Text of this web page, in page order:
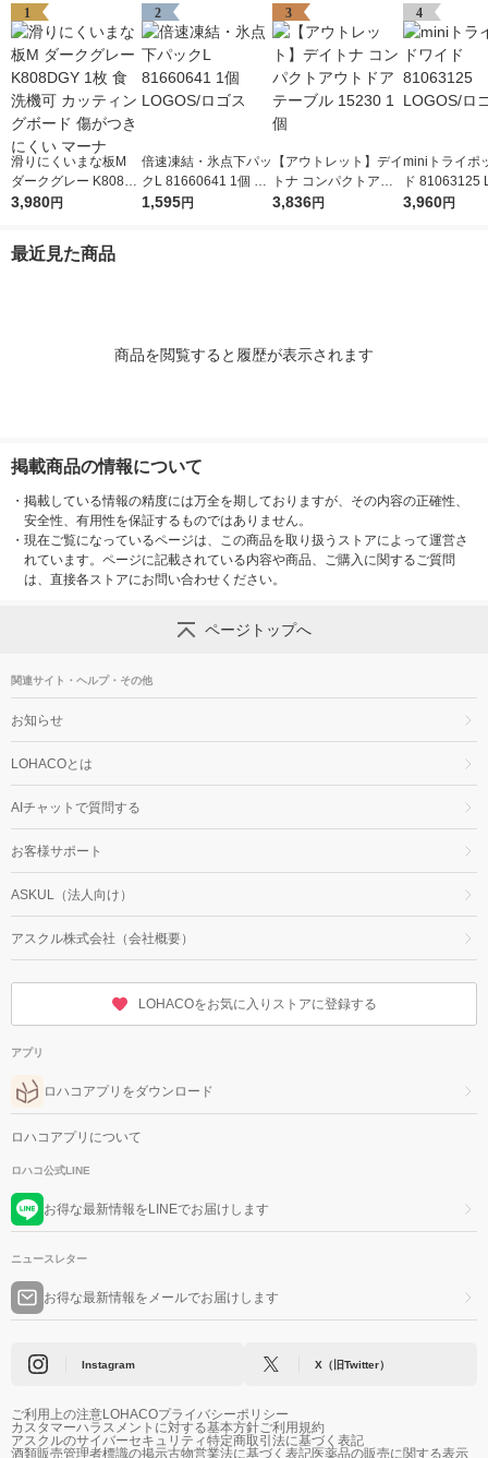
1
滑りにくいまな板M
ダークグレー K808D
GY 1枚 食洗機可 カッ
3,980円
2
倍速凍結・氷点下パッ
クL 81660641 1個 LO
GOS/ロゴス
1,595円
3
【アウトレット】デイ
トナ コンパクトアウ
トドアテーブル 1523
3,836円
4
miniトライポ
ド 81063125
ロゴス
3,960円
最近見た商品
商品を閲覧すると履歴が表示されます
掲載商品の情報について
・ 掲載している情報の精度には万全を期しておりますが、その内容の正確性、
安全性、有用性を保証するものではありません。
・ 現在ご覧になっているページは、この商品を取り扱うストアによって運営さ
れています。ページに記載されている内容や商品、ご購入に関するご質問
は、直接各ストアにお問い合わせください。
ページトップへ
関連サイト・ヘルプ・その他
お知らせ
LOHACOとは
AIチャットで質問する
お客様サポート
ASKUL（法人向け）
アスクル株式会社（会社概要）
LOHACOをお気に入りストアに登録する
アプリ
ロハコアプリをダウンロード
ロハコアプリについて
ロハコ公式LINE
お得な最新情報をLINEでお届けします
ニュースレター
お得な最新情報をメールでお届けします
Instagram X（旧Twitter）
ご利用上の注意LOHACOプライバシーポリシー
カスタマーハラスメントに対する基本方針ご利用規約
アスクルのサイバーセキュリティ特定商取引法に基づく表記
酒類販売管理者標識の掲示古物営業法に基づく表記医薬品の販売に関する表示